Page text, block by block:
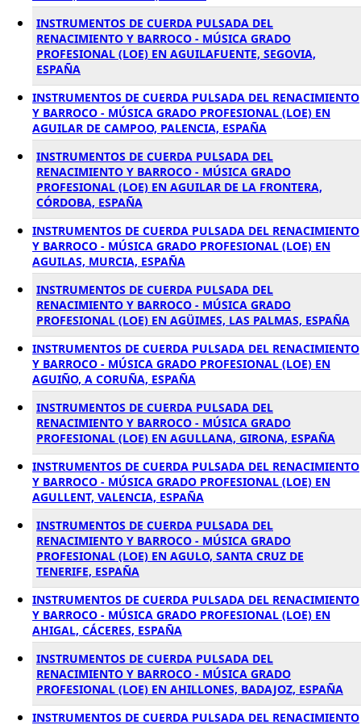
INSTRUMENTOS DE CUERDA PULSADA DEL
RENACIMIENTO Y BARROCO - MÚSICA GRADO
PROFESIONAL (LOE) EN AGUILAFUENTE, SEGOVIA,
ESPAÑA
INSTRUMENTOS DE CUERDA PULSADA DEL RENACIMIENTO
Y BARROCO - MÚSICA GRADO PROFESIONAL (LOE) EN
AGUILAR DE CAMPOO, PALENCIA, ESPAÑA
INSTRUMENTOS DE CUERDA PULSADA DEL
RENACIMIENTO Y BARROCO - MÚSICA GRADO
PROFESIONAL (LOE) EN AGUILAR DE LA FRONTERA,
CÓRDOBA, ESPAÑA
INSTRUMENTOS DE CUERDA PULSADA DEL RENACIMIENTO
Y BARROCO - MÚSICA GRADO PROFESIONAL (LOE) EN
AGUILAS, MURCIA, ESPAÑA
INSTRUMENTOS DE CUERDA PULSADA DEL
RENACIMIENTO Y BARROCO - MÚSICA GRADO
PROFESIONAL (LOE) EN AGÜIMES, LAS PALMAS, ESPAÑA
INSTRUMENTOS DE CUERDA PULSADA DEL RENACIMIENTO
Y BARROCO - MÚSICA GRADO PROFESIONAL (LOE) EN
AGUIÑO, A CORUÑA, ESPAÑA
INSTRUMENTOS DE CUERDA PULSADA DEL
RENACIMIENTO Y BARROCO - MÚSICA GRADO
PROFESIONAL (LOE) EN AGULLANA, GIRONA, ESPAÑA
INSTRUMENTOS DE CUERDA PULSADA DEL RENACIMIENTO
Y BARROCO - MÚSICA GRADO PROFESIONAL (LOE) EN
AGULLENT, VALENCIA, ESPAÑA
INSTRUMENTOS DE CUERDA PULSADA DEL
RENACIMIENTO Y BARROCO - MÚSICA GRADO
PROFESIONAL (LOE) EN AGULO, SANTA CRUZ DE
TENERIFE, ESPAÑA
INSTRUMENTOS DE CUERDA PULSADA DEL RENACIMIENTO
Y BARROCO - MÚSICA GRADO PROFESIONAL (LOE) EN
AHIGAL, CÁCERES, ESPAÑA
INSTRUMENTOS DE CUERDA PULSADA DEL
RENACIMIENTO Y BARROCO - MÚSICA GRADO
PROFESIONAL (LOE) EN AHILLONES, BADAJOZ, ESPAÑA
INSTRUMENTOS DE CUERDA PULSADA DEL RENACIMIENTO